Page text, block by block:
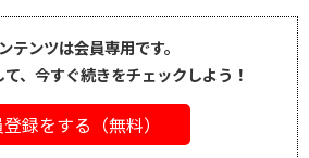
テンツは会員専用です。
て、今すぐ続きをチェックしよう！
録をする（無料）